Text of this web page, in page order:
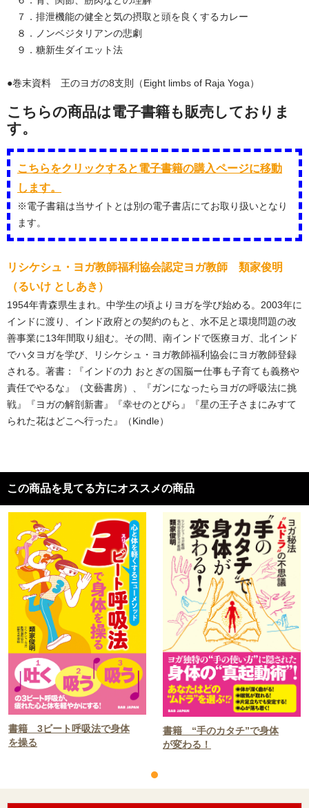
７．排泄機能の健全と気の摂取と頭を良くするカレー
８．ノンベジタリアンの悲劇
９．糖新生ダイエット法
●巻末資料 王のヨガの8支則（Eight limbs of Raja Yoga）
こちらの商品は電子書籍も販売しておりま
す。
こちらをクリックすると電子書籍の購入ページに移動
します。
※電子書籍は当サイトとは別の電子書店にてお取り扱いとなり
ます。
リシケシュ・ヨガ教師福利協会認定ヨガ教師 類家俊明
（るいけ としあき）
1954年青森県生まれ。中学生の頃よりヨガを学び始める。2003年に
インドに渡り、インド政府との契約のもと、水不足と環境問題の改
善事業に13年間取り組む。その間、南インドで医療ヨガ、北インド
でハタヨガを学び、リシケシュ・ヨガ教師福利協会にヨガ教師登録
される。著書：『インドの力 おとぎの国脳ー仕事も子育ても義務や
責任でやるな』（文藝書房）、『ガンになったらヨガの呼吸法に挑
戦』『ヨガの解剖新書』『幸せのとびら』『星の王子さまにみすて
られた花はどこへ行った』（Kindle）
この商品を見てる方にオススメの商品
書籍 3ビート呼吸法で身体
を操る
書籍 “手のカタチ”で身体
が変わる！